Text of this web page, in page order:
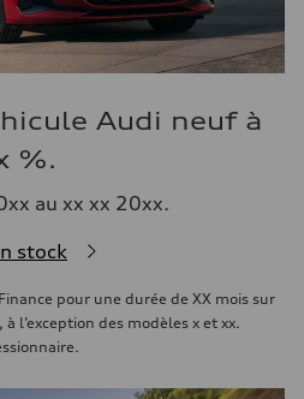
Audi neuf à
%.
au xx xx 20xx.
stock
pour une durée de XX mois sur
l’exception des modèles x et xx.